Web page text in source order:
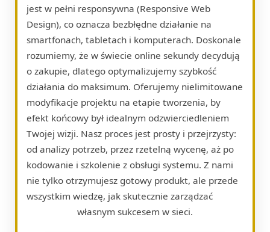
jest w pełni responsywna (Responsive Web
Design), co oznacza bezbłędne działanie na
smartfonach, tabletach i komputerach. Doskonale
rozumiemy, że w świecie online sekundy decydują
o zakupie, dlatego optymalizujemy szybkość
działania do maksimum. Oferujemy nielimitowane
modyfikacje projektu na etapie tworzenia, by
efekt końcowy był idealnym odzwierciedleniem
Twojej wizji. Nasz proces jest prosty i przejrzysty:
od analizy potrzeb, przez rzetelną wycenę, aż po
kodowanie i szkolenie z obsługi systemu. Z nami
nie tylko otrzymujesz gotowy produkt, ale przede
wszystkim wiedzę, jak skutecznie zarządzać
własnym sukcesem w sieci.